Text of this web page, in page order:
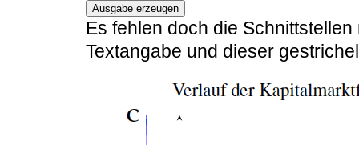
Ausgabe erzeugen
Es fehlen doch die
Textangabe und dieser